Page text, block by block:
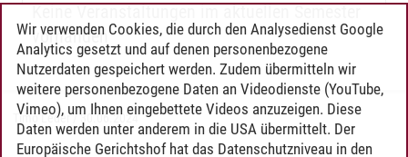
Keine Veranstaltungen im aktuellen Semester
vorhanden
Timo Leder/30.06.2024
Wir verwenden Cookies, die durch den Analysedienst Google
Analytics gesetzt und auf denen personenbezogene
Nutzerdaten gespeichert werden. Zudem übermitteln wir
weitere personenbezogene Daten an Videodienste (YouTube,
Vimeo), um Ihnen eingebettete Videos anzuzeigen. Diese
Daten werden unter anderem in die USA übermittelt. Der
Europäische Gerichtshof hat das Datenschutzniveau in den